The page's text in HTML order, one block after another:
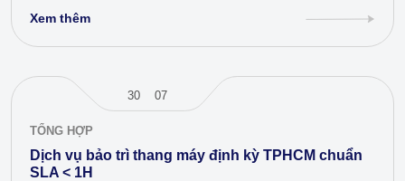
Xem thêm
30 07
TỔNG HỢP
Dịch vụ bảo trì thang máy định kỳ TPHCM chuẩn
SLA < 1H